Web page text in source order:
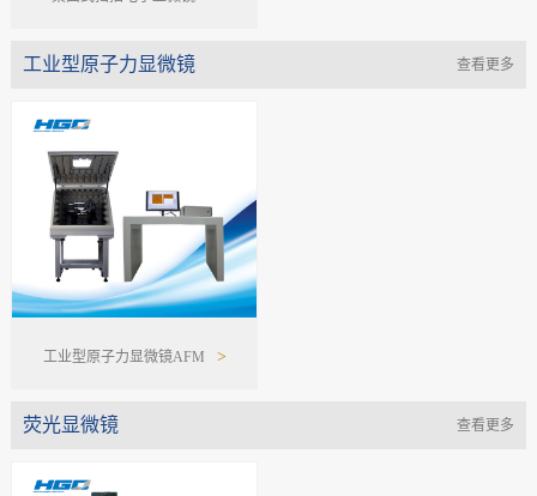
工业型原子力显微镜 查看更多
工业型原子力显微镜AFM >
荧光显微镜 查看更多